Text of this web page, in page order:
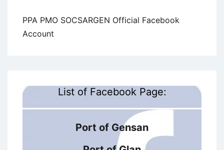
PPA PMO SOCSARGEN Official Facebook
Account
List of Facebook Page:
Port of Gensan